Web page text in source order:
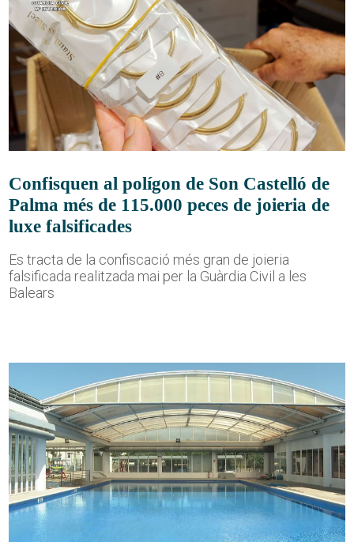
Confisquen al polígon de Son Castelló de
Palma més de 115.000 peces de joieria de
luxe falsificades
Es tracta de la confiscació més gran de joieria
falsificada realitzada mai per la Guàrdia Civil a les
Balears